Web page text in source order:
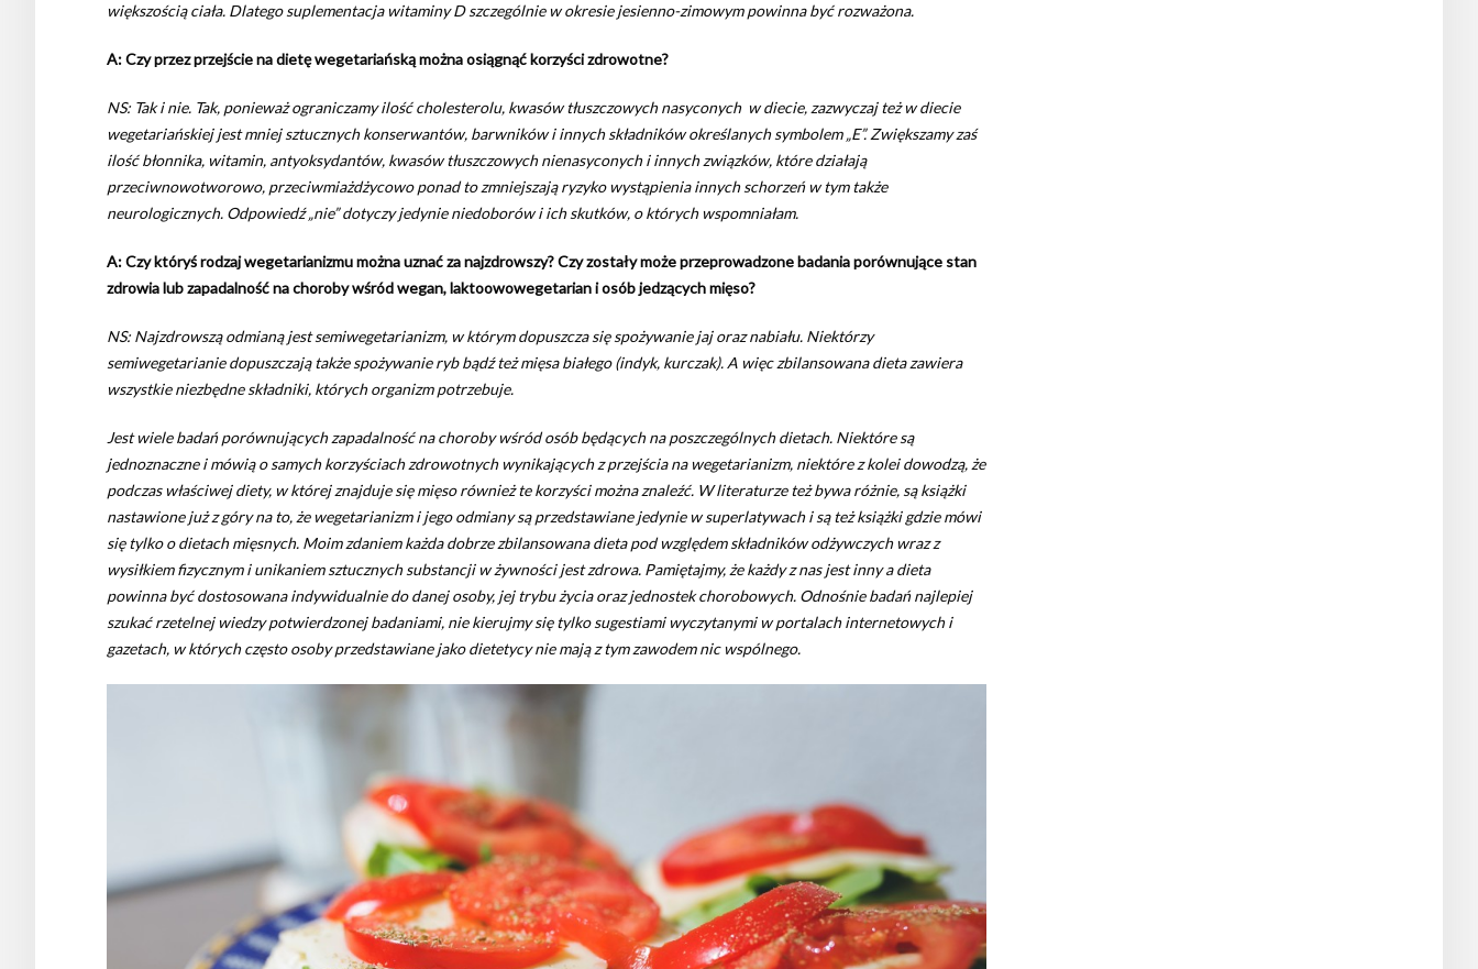
większością ciała. Dlatego suplementacja witaminy D szczególnie w okresie jesienno-zimowym powinna być rozważona.
A: Czy przez przejście na dietę wegetariańską można osiągnąć korzyści zdrowotne?
NS: Tak i nie. Tak, ponieważ ograniczamy ilość cholesterolu, kwasów tłuszczowych nasyconych w diecie, zazwyczaj też w diecie
wegetariańskiej jest mniej sztucznych konserwantów, barwników i innych składników określanych symbolem „E”. Zwiększamy zaś
ilość błonnika, witamin, antyoksydantów, kwasów tłuszczowych nienasyconych i innych związków, które działają
przeciwnowotworowo, przeciwmiażdżycowo ponad to zmniejszają ryzyko wystąpienia innych schorzeń w tym także
neurologicznych. Odpowiedź „nie” dotyczy jedynie niedoborów i ich skutków, o których wspomniałam.
A: Czy któryś rodzaj wegetarianizmu można uznać za najzdrowszy? Czy zostały może przeprowadzone badania porównujące stan
zdrowia lub zapadalność na choroby wśród wegan, laktoowowegetarian i osób jedzących mięso?
NS: Najzdrowszą odmianą jest semiwegetarianizm, w którym dopuszcza się spożywanie jaj oraz nabiału. Niektórzy
semiwegetarianie dopuszczają także spożywanie ryb bądź też mięsa białego (indyk, kurczak). A więc zbilansowana dieta zawiera
wszystkie niezbędne składniki, których organizm potrzebuje.
Jest wiele badań porównujących zapadalność na choroby wśród osób będących na poszczególnych dietach. Niektóre są
jednoznaczne i mówią o samych korzyściach zdrowotnych wynikających z przejścia na wegetarianizm, niektóre z kolei dowodzą, że
podczas właściwej diety, w której znajduje się mięso również te korzyści można znaleźć. W literaturze też bywa różnie, są książki
nastawione już z góry na to, że wegetarianizm i jego odmiany są przedstawiane jedynie w superlatywach i są też książki gdzie mówi
się tylko o dietach mięsnych. Moim zdaniem każda dobrze zbilansowana dieta pod względem składników odżywczych wraz z
wysiłkiem fizycznym i unikaniem sztucznych substancji w żywności jest zdrowa. Pamiętajmy, że każdy z nas jest inny a dieta
powinna być dostosowana indywidualnie do danej osoby, jej trybu życia oraz jednostek chorobowych. Odnośnie badań najlepiej
szukać rzetelnej wiedzy potwierdzonej badaniami, nie kierujmy się tylko sugestiami wyczytanymi w portalach internetowych i
gazetach, w których często osoby przedstawiane jako dietetycy nie mają z tym zawodem nic wspólnego.